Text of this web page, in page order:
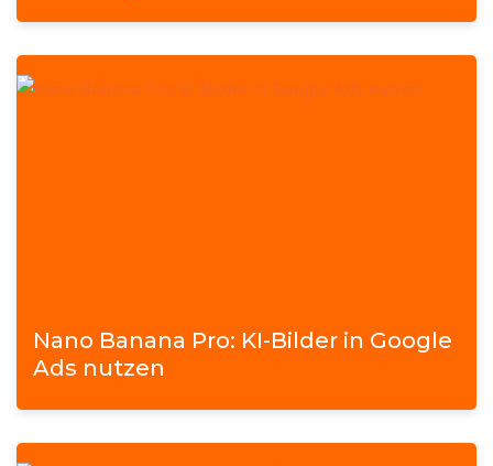
Nano Banana Pro: KI-Bilder in Google
Ads nutzen